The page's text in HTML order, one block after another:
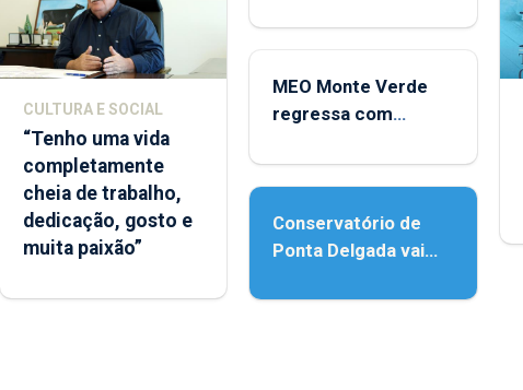
CULTURA E SOCIAL
“Tenho uma vida
completamente
cheia de trabalho,
dedicação, gosto e
muita paixão”
Micaelense
MEO Monte Verde
regressa com
acessibilidade
Conservatório de
Ponta Delgada vai
instrumentos